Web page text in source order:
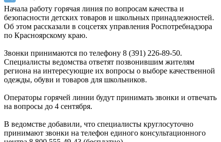
Начала работу горячая линия по вопросам качества и
безопасности детских товаров и школьных принадлежностей.
Об этом рассказали в соцсетях управления Роспотребнадзора
по Красноярскому краю.
Звонки принимаются по телефону 8 (391) 226-89-50.
Специалисты ведомства ответят позвонившим жителям
региона на интересующие их вопросы о выборе качественной
одежды, обуви и товаров для школьников.
Операторы горячей линии будут принимать звонки и отвечать
на вопросы до 4 сентября.
В ведомстве добавили, что специалисты круглосуточно
принимают звонки на телефон единого консультационного